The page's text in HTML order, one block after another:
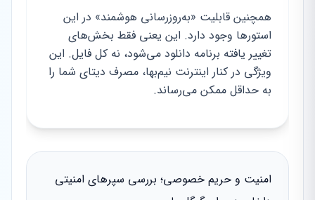
همچنین قابلیت «به‌روزرسانی هوشمند» در این
استورها وجود دارد. این یعنی فقط بخش‌های
تغییر یافته برنامه دانلود می‌شود، نه کل فایل. این
ویژگی در کنار اینترنت نیم‌بها، مصرف دیتای شما را
به حداقل ممکن می‌رساند.
امنیت و حریم خصوصی؛ بررسی سپرهای امنیتی